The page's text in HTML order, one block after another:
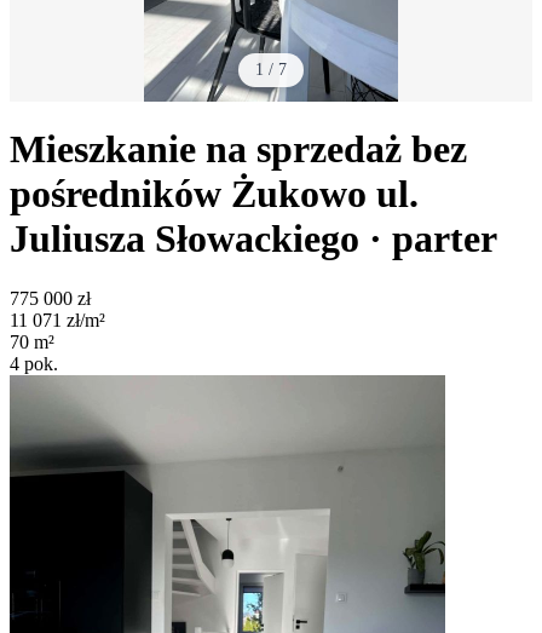
1 / 7
Mieszkanie na sprzedaż bez
pośredników Żukowo ul.
Juliusza Słowackiego · parter
775 000 zł
11 071 zł/m²
70 m²
4 pok.